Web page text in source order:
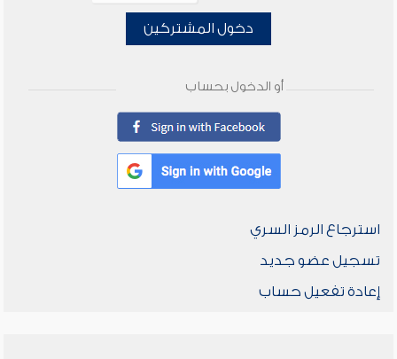
دخول المشتركين
أو الدخول بحساب
استرجاع الرمز السري
تسجيل عضو جديد
إعادة تفعيل حساب